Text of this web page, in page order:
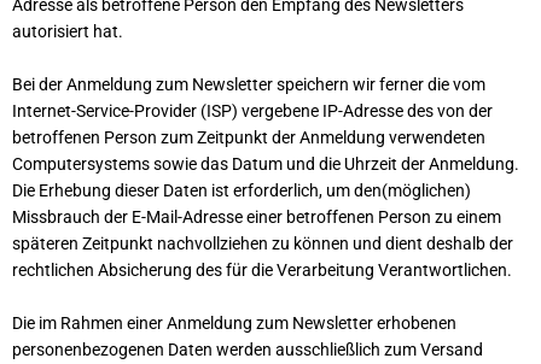
Adresse als betroffene Person den Empfang des Newsletters
autorisiert hat.
Bei der Anmeldung zum Newsletter speichern wir ferner die vom
Internet-Service-Provider (ISP) vergebene IP-Adresse des von der
betroffenen Person zum Zeitpunkt der Anmeldung verwendeten
Computersystems sowie das Datum und die Uhrzeit der Anmeldung.
Die Erhebung dieser Daten ist erforderlich, um den(möglichen)
Missbrauch der E-Mail-Adresse einer betroffenen Person zu einem
späteren Zeitpunkt nachvollziehen zu können und dient deshalb der
rechtlichen Absicherung des für die Verarbeitung Verantwortlichen.
Die im Rahmen einer Anmeldung zum Newsletter erhobenen
personenbezogenen Daten werden ausschließlich zum Versand